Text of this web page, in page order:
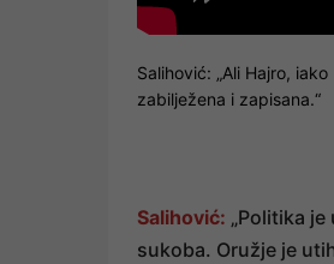
Salihović: „Ali Hajro,
zabilježena i zapisana.“
Salihović: „Politika
sukoba. Oružje je